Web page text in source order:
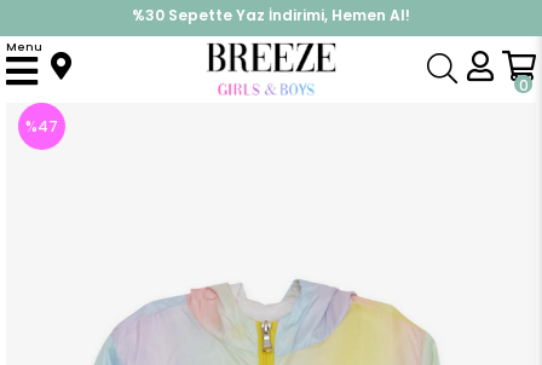
%30 Sepette Yaz İndirimi, Hemen Al!
İndirimlere ek %10 İndirimi Kap, Hemen Üye Ol!
0
Menu
Anasayfa Üst Giyim Mont
%47